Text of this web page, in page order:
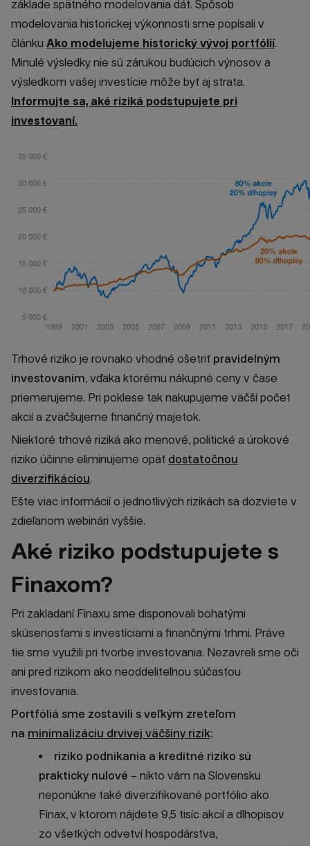
základe spätného modelovania dát. Spôsob
modelovania historickej výkonnosti sme popísali v
článku Ako modelujeme historický vývoj portfólií.
Minulé výsledky nie sú zárukou budúcich výnosov a
výsledkom vašej investície môže byť aj strata.
Informujte sa, aké riziká podstupujete pri
investovaní.
Trhové riziko je rovnako vhodné ošetriť pravidelným
investovaním, vďaka ktorému nákupné ceny v čase
priemerujeme. Pri poklese tak nakupujeme väčší počet
akcií a zväčšujeme finančný majetok.
Niektoré trhové riziká ako menové, politické a úrokové
riziko účinne eliminujeme opäť dostatočnou
diverzifikáciou.
Ešte viac informácií o jednotlivých rizikách sa dozviete v
zdieľanom webinári vyššie.
Aké riziko podstupujete s
Finaxom?
Pri zakladaní Finaxu sme disponovali bohatými
skúsenosťami s investíciami a finančnými trhmi. Práve
tie sme využili pri tvorbe investovania. Nezavreli sme oči
ani pred rizikom ako neoddeliteľnou súčasťou
investovania.
Portfóliá sme zostavili s veľkým zreteľom
na minimalizáciu drvivej väčšiny rizík:
riziko podnikania a kreditné riziko sú
prakticky nulové – nikto vám na Slovensku
neponúkne také diverzifikované portfólio ako
Finax, v ktorom nájdete 9,5 tisíc akcií a dlhopisov
zo všetkých odvetví hospodárstva,